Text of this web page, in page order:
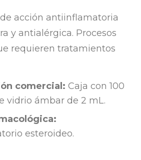
acción antiinflamatoria
y antialérgica. Procesos
requieren tratamientos
comercial: Caja con 100
vidrio ámbar de 2 mL.
esteroideo.